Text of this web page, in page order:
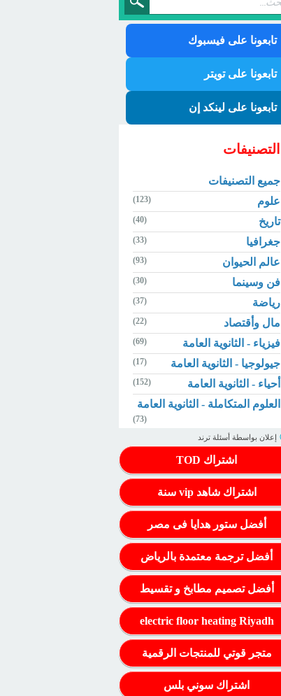
تابعونا على فيسبوك
تابعونا على تويتر
تابعونا على لينكد إن
التصنيفات
جميع التصنيفات
علوم
(123)
تاريخ (40)
جغرافيا (33)
عالم الحيوان (93)
فن وسينما (30)
رياضة (37)
مال وأقتصاد (22)
فيزياء - الثانوية العامة (69)
جيولوجيا - الثانوية العامة (17)
أحياء - الثانوية العامة (152)
العلوم المتكاملة - الثانوية العامة
(73)
اشتراك TOD
اشتراك شاهد vip سنة
أفضل ستور هدايا فى مصر
أفضل ترجمة معتمدة بالرياض
أفضل تصميم مطابخ و تقسيط
electric floor heating Riyadh
متجر قوتي للمنتجات الرقمية
اشتراك سوني بلس
إعلان بواسطةأسئلة ترند